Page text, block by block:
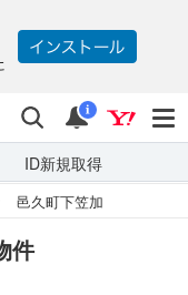
検索 通知
i
ID新規取得
邑久町下笠加
件